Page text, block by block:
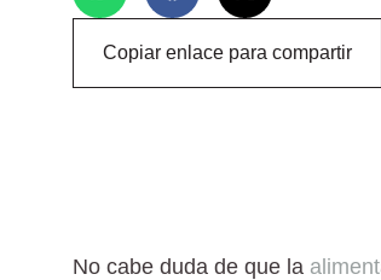
Copiar enlace para compartir
No cabe duda de que la